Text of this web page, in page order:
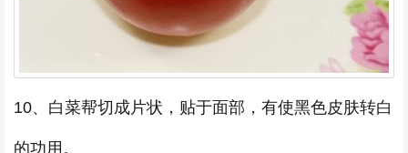
10、白菜帮切成片状，贴于面部，有使黑色皮肤转白
的功用。